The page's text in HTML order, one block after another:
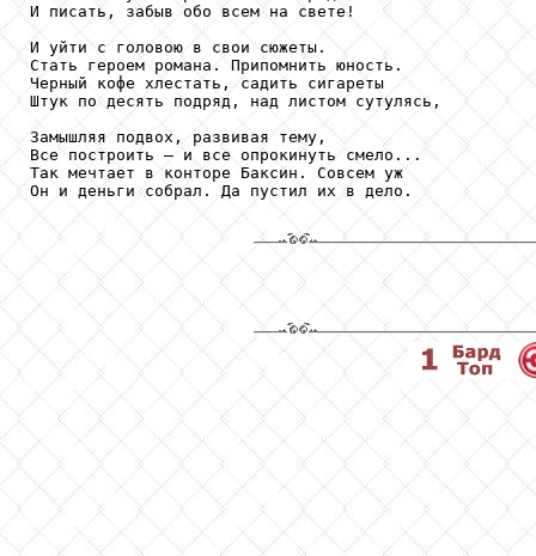
И писать, забыв обо всем на свете!
И уйти с головою в свои сюжеты.
Стать героем романа. Припомнить юность.
Черный кофе хлестать, садить сигареты
Штук по десять подряд, над листом сутулясь,
Замышляя подвох, развивая тему,
Все построить — и все опрокинуть смело...
Так мечтает в конторе Баксин. Совсем уж
Он и деньги собрал. Да пустил их в дело.